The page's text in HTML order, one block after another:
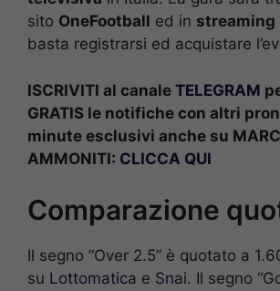
sito OneFootball ed in streaming
basta registrarsi ed acquistare
ISCRIVITI al canale TELEGRAM
GRATIS le notifiche con altri
minute esclusivi anche su
AMMONITI: CLICCA QUI
Comparazione
Il segno “Over 2.5” è quotato a
su Lottomatica e Snai. Il segno